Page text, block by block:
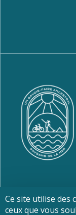
Ce site utilise des
ceux que vous